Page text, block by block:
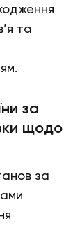
та
за
щодо
за